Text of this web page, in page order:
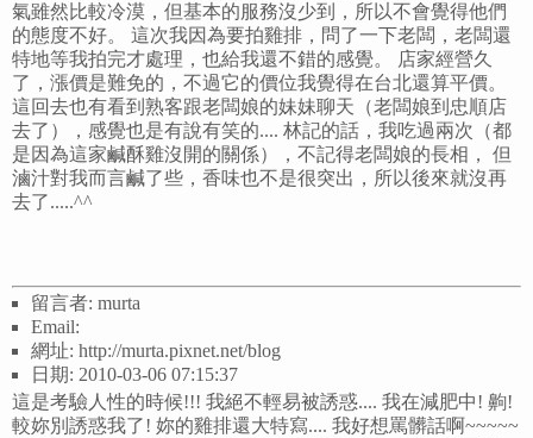
氣雖然比較冷漠，但基本的服務沒少到，所以不會覺得他們
的態度不好。 這次我因為要拍雞排，問了一下老闆，老闆還
特地等我拍完才處理，也給我還不錯的感覺。 店家經營久
了，漲價是難免的，不過它的價位我覺得在台北還算平價。
這回去也有看到熟客跟老闆娘的妹妹聊天（老闆娘到忠順店
去了），感覺也是有說有笑的.... 林記的話，我吃過兩次（都
是因為這家鹹酥雞沒開的關係），不記得老闆娘的長相， 但
滷汁對我而言鹹了些，香味也不是很突出，所以後來就沒再
去了.....^^
留言者: murta
Email:
網址: http://murta.pixnet.net/blog
日期: 2010-03-06 07:15:37
這是考驗人性的時候!!! 我絕不輕易被誘惑.... 我在減肥中! 齁!
較妳別誘惑我了! 妳的雞排還大特寫.... 我好想罵髒話啊~~~~~